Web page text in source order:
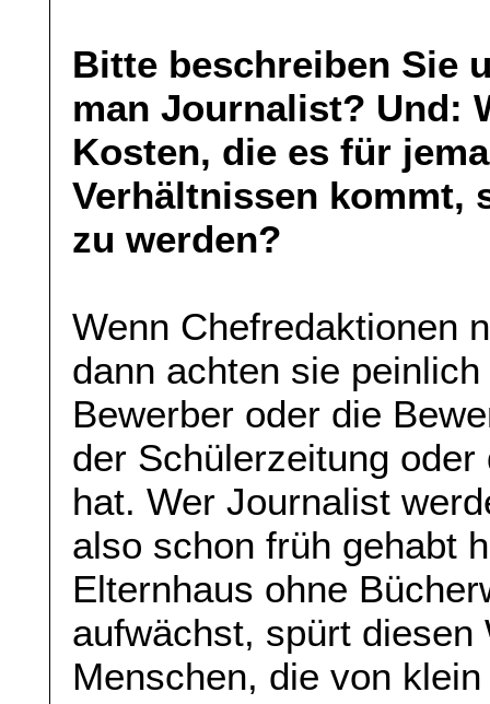
Bitte beschreiben Sie
man Journalist? Und:
Kosten, die es für
Verhältnissen kommt,
zu werden?
Wenn Chefredaktionen
dann achten sie
Bewerber oder die
der Schülerzeitung
hat. Wer Journalist
also schon früh gehabt
Elternhaus ohne
aufwächst, spürt
Menschen, die von